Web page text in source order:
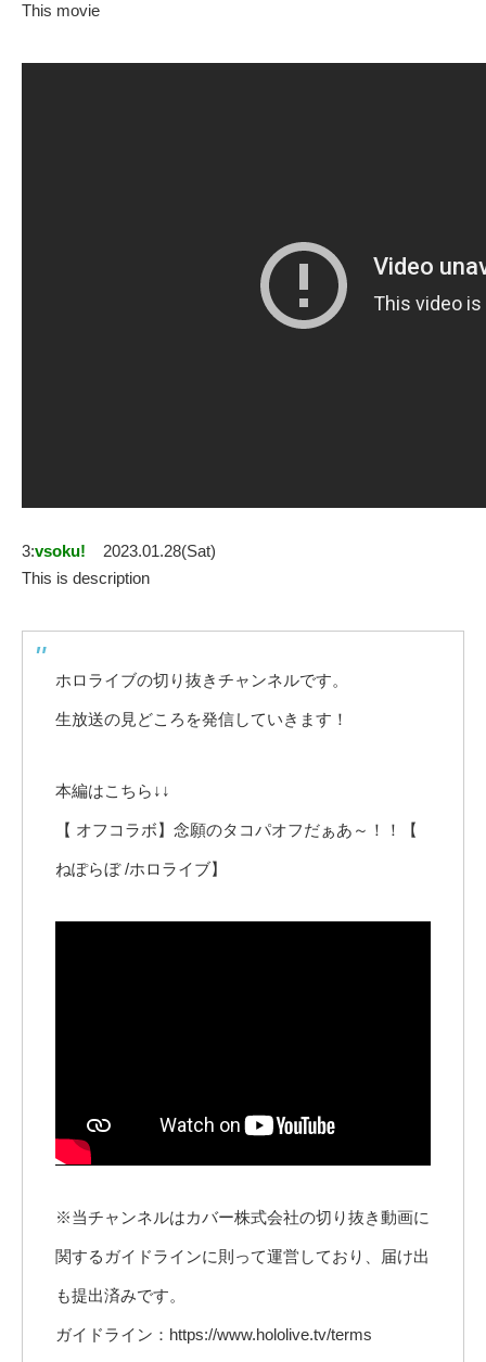
This movie
3:vsoku!
2023.01.28(Sat)
This is description
ホロライブの切り抜きチャンネルです。
生放送の見どころを発信していきます！
本編はこちら↓↓
【 オフコラボ】念願のタコパオフだぁあ～！！【
ねぽらぼ /ホロライブ】
※当チャンネルはカバー株式会社の切り抜き動画に
関するガイドラインに則って運営しており、届け出
も提出済みです。
ガイドライン：https://www.hololive.tv/terms